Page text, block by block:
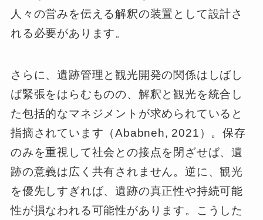
人々の営みを伝える解釈の装置として設計さ
れる必要があります。
さらに、遺跡管理と観光開発の関係はしばし
ば緊張をはらむものの、解釈と観光を統合し
た包括的なマネジメントが求められていると
指摘されています（Ababneh, 2021）。保存
のみを重視して社会との接点を閉ざせば、遺
跡の意義は広く共有されません。逆に、観光
を優先しすぎれば、遺跡の真正性や持続可能
性が損なわれる可能性があります。こうした